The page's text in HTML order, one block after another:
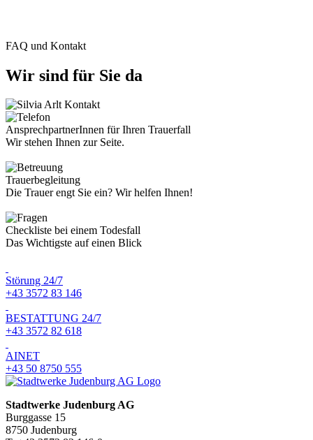
FAQ und Kontakt
Wir sind für Sie da
AnsprechpartnerInnen für Ihren Trauerfall
Wir stehen Ihnen zur Seite.
Trauerbegleitung
Die Trauer engt Sie ein? Wir helfen Ihnen!
Checkliste bei einem Todesfall
Das Wichtigste auf einen Blick
Störung 24/7
+43 3572 83 146
BESTATTUNG 24/7
+43 3572 82 618
AINET
+43 50 8750 555
Stadtwerke Judenburg AG
Burggasse 15
8750 Judenburg